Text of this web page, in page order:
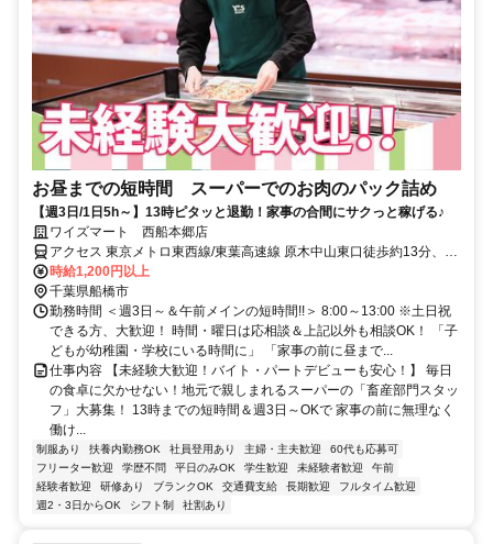
お昼までの短時間 スーパーでのお肉のパック詰め
【週3日/1日5h～】13時ピタッと退勤！家事の合間にサクっと稼げる♪
ワイズマート 西船本郷店
アクセス 東京メトロ東西線/東葉高速線 原木中山東口徒歩約13分、京
成本線 東中山南口徒歩約14分、ＪＲ武蔵野線 西船橋南口徒歩約16分
西船橋駅・原木中山駅徒歩15分／自転車OK
時給1,200円以上
千葉県船橋市
勤務時間 ＜週3日～＆午前メインの短時間!!＞ 8:00～13:00 ※土日祝
できる方、大歓迎！ 時間・曜日は応相談＆上記以外も相談OK！ 「子
どもが幼稚園・学校にいる時間に」 「家事の前に昼まで...
仕事内容 【未経験大歓迎！バイト・パートデビューも安心！】 毎日
の食卓に欠かせない！地元で親しまれるスーパーの「畜産部門スタッ
フ」大募集！ 13時までの短時間＆週3日～OKで 家事の前に無理なく
働け...
制服あり 扶養内勤務OK 社員登用あり 主婦・主夫歓迎
60代も応募可
フリーター歓迎
学歴不問 平日のみOK 学生歓迎 未経験者歓迎
午前
経験者歓迎
研修あり ブランクOK 交通費支給 長期歓迎
フルタイム歓迎
週2・3日からOK
シフト制 社割あり